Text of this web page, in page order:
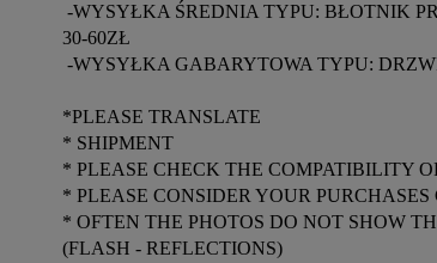
30-60ZŁ
*PLEASE TRANSLATE
* SHIPMENT
* PLEASE CHECK THE COMPATIBILITY
* PLEASE CONSIDER YOUR
* OFTEN THE PHOTOS DO NOT SHOW
(FLASH - REFLECTIONS)